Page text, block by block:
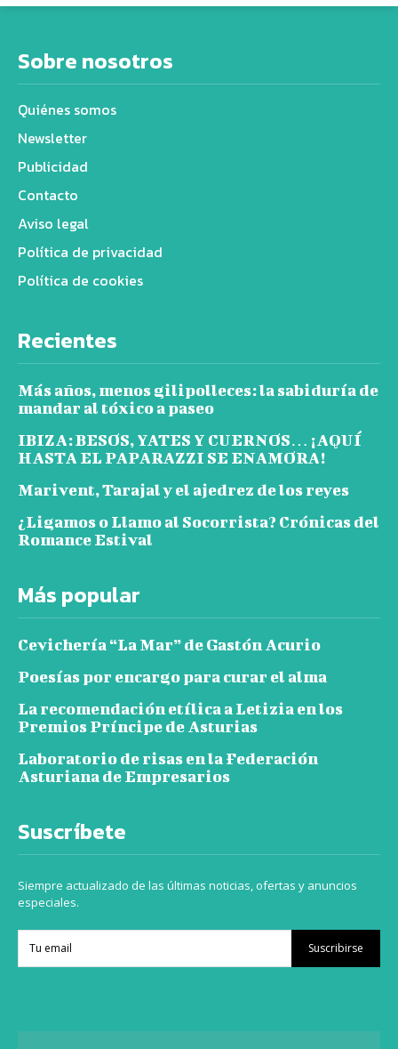
Sobre nosotros
Quiénes somos
Newsletter
Publicidad
Contacto
Aviso legal
Política de privacidad
Política de cookies
Recientes
Más años, menos gilipolleces: la sabiduría de
mandar al tóxico a paseo
IBIZA: BESOS, YATES Y CUERNOS… ¡AQUÍ
HASTA EL PAPARAZZI SE ENAMORA!
Marivent, Tarajal y el ajedrez de los reyes
¿Ligamos o Llamo al Socorrista? Crónicas del
Romance Estival
Más popular
Cevichería “La Mar” de Gastón Acurio
Poesías por encargo para curar el alma
La recomendación etílica a Letizia en los
Premios Príncipe de Asturias
Laboratorio de risas en la Federación
Asturiana de Empresarios
Suscríbete
Siempre actualizado de las últimas noticias, ofertas y anuncios
especiales.
Suscribirse